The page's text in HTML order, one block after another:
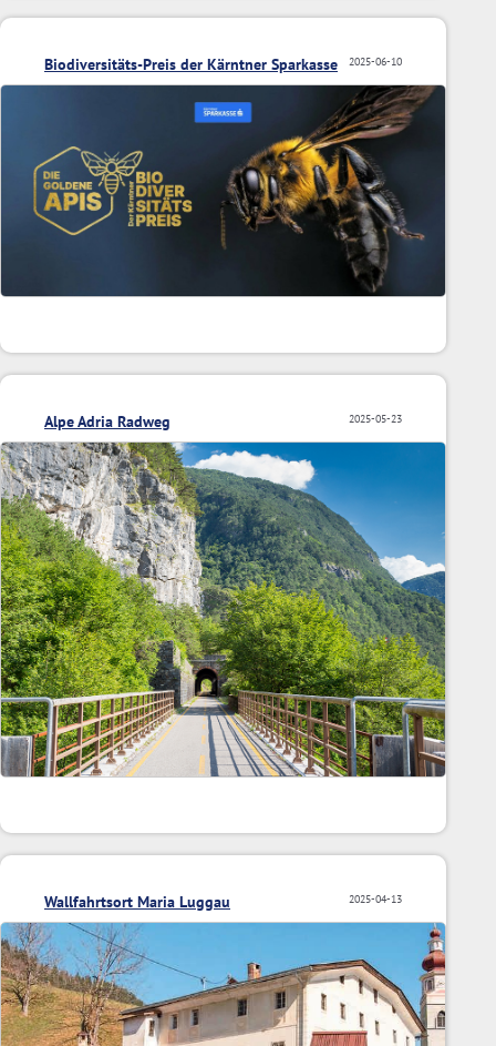
2025-06-10
Biodiversitäts-Preis der Kärntner Sparkasse
2025-05-23
Alpe Adria Radweg
2025-04-13
Wallfahrtsort Maria Luggau